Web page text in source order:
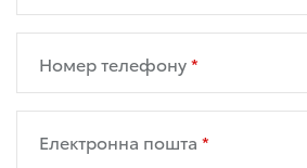
Номер телефону
Електронна пошта